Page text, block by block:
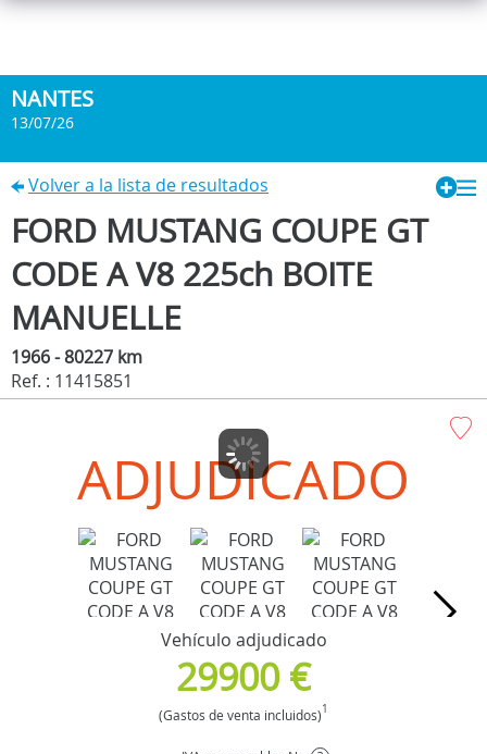
NANTES
13/07/26
Volver a la lista de resultados
FORD MUSTANG COUPE GT
CODE A V8 225ch BOITE
MANUELLE
1966 - 80227 km
Ref. : 11415851
ADJUDICADO
Vehículo adjudicado
29900 €
(Gastos de venta incluidos)1